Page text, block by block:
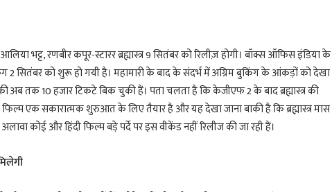
भट्ट, रणबीर कपूर-स्टारर ब्रह्मास्त्र 9 सितंबर को रिलीज़ होगी। बॉक्स ऑफिस इंडिया के
2 सितंबर को शुरू हो गयी है। महामारी के बाद के संदर्भ में अग्रिम बुकिंग के आंकड़ों को देखा
अब तक 10 हजार टिकटे बिक चुकी हैं। पता चलता है कि केजीएफ 2 के बाद ब्रह्मास्त्र की
एक सकारात्मक शुरुआत के लिए तैयार है और यह देखा जाना बाकी है कि ब्रह्मास्त्र मास
अलावा कोई और हिंदी फिल्म बड़े पर्दे पर इस वीकेंड नहीं रिलीज की जा रही हैं।